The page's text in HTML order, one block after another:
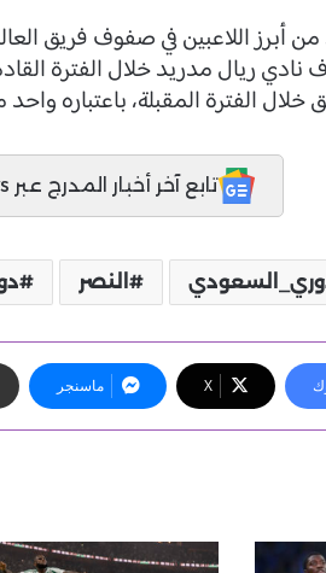
أبرز اللاعبين في صفوف فريق
نادي ريال مدريد خلال الفترة
الفترة المقبلة، باعتباره
تابع آخر أخبار المدرج عبر Google News
النصر
X ماسنجر